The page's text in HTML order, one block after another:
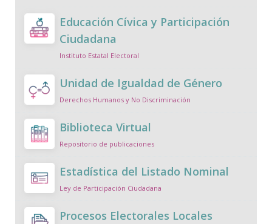
Educación Cívica y Participación
Ciudadana
Instituto Estatal Electoral
Unidad de Igualdad de Género
Derechos Humanos y No Discriminación
Biblioteca Virtual
Repositorio de publicaciones
Estadística del Listado Nominal
Ley de Participación Ciudadana
Procesos Electorales Locales